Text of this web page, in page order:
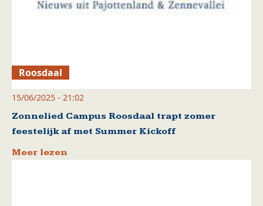
Roosdaal
15/06/2025 - 21:02
Zonnelied Campus Roosdaal trapt zomer
feestelijk af met Summer Kickoff
Meer lezen